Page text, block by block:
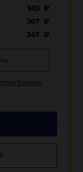
383 ₽
367 ₽
347 ₽